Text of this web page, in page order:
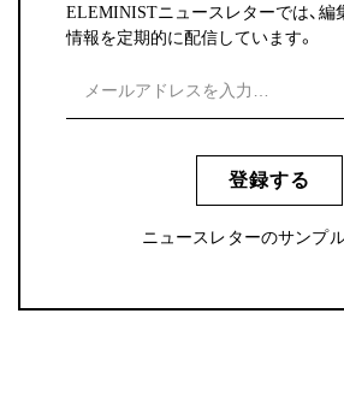
ELEMINISTニュースレターでは、編
情報を定期的に配信しています。
登録する
ニュースレターのサンプ